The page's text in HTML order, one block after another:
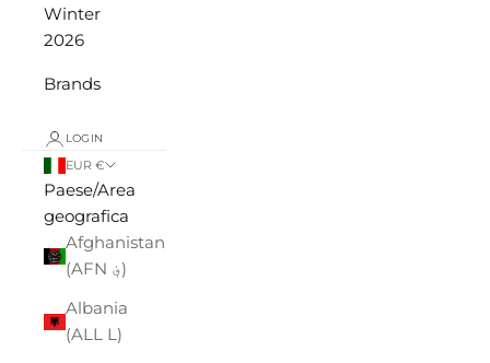
Winter
2026
Brands
LOGIN
EUR €
Paese/Area
geografica
Afghanistan
(AFN ؋)
Albania
(ALL L)